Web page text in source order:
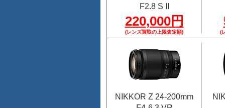
F2.8 S II
220,000円
(レンズ買取の上限査定額) (
NIKKOR Z 24-200mm